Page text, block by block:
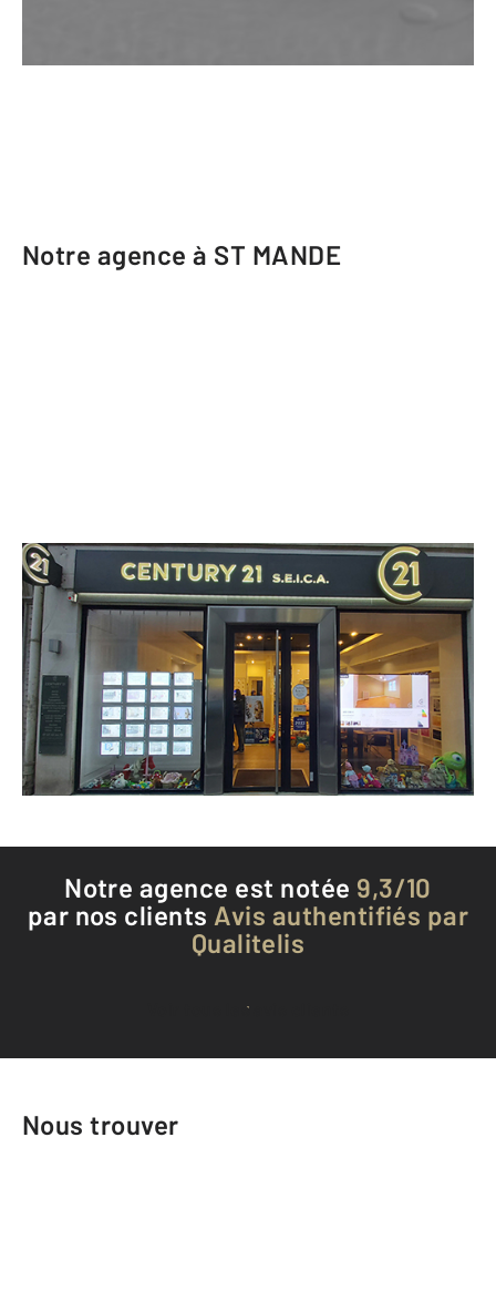
Notre agence à ST MANDE
CENTURY 21 S.E.I.C.A.
26 avenue du Général de Gaulle
ST MANDE - 94160
Envoyer un message
Téléphoner à l'agence
Notre agence est notée 9,3/10
par nos clients Avis authentifiés par
Qualitelis
Voir tous les avis clients
Nous trouver